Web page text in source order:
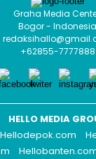
Graha Media
Bogor - Indonesia
+62855-7777888
HELLO MEDIA
Hellodepok.com